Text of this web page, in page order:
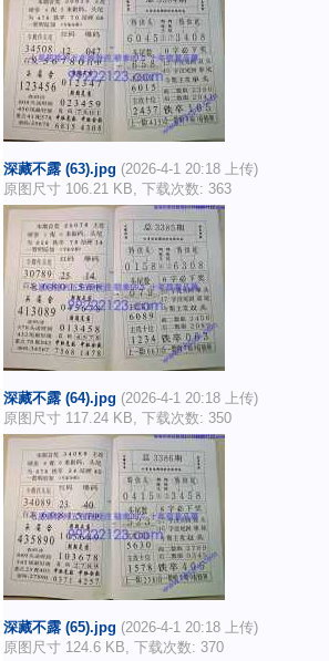
深藏不露 (63).jpg (2026-4-1 20:18 上传)
原图尺寸 106.21 KB, 下载次数: 363
深藏不露 (64).jpg (2026-4-1 20:18 上传)
原图尺寸 117.24 KB, 下载次数: 350
深藏不露 (65).jpg (2026-4-1 20:18 上传)
原图尺寸 124.6 KB, 下载次数: 370